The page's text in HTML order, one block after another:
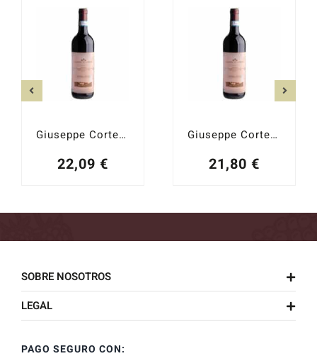
Giuseppe Cortese Barbera d´Alba 2024
22,09 €
Giuseppe Cortese Barbera d´Alba 2023
21,80 €
SOBRE NOSOTROS
LEGAL
PAGO SEGURO CON: